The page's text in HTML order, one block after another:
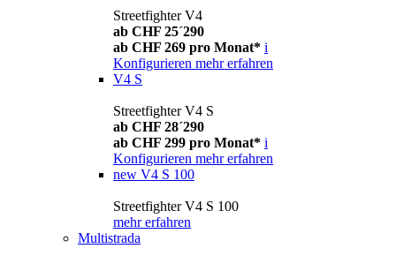
Streetfighter V4
ab CHF 25´290
ab CHF 269 pro Monat* i
Konfigurieren mehr erfahren
V4 S
Streetfighter V4 S
ab CHF 28´290
ab CHF 299 pro Monat* i
Konfigurieren mehr erfahren
new V4 S 100
Streetfighter V4 S 100
mehr erfahren
Multistrada